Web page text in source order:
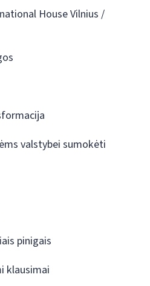
House Vilnius /
valstybei sumokėti
pinigais
klausimai